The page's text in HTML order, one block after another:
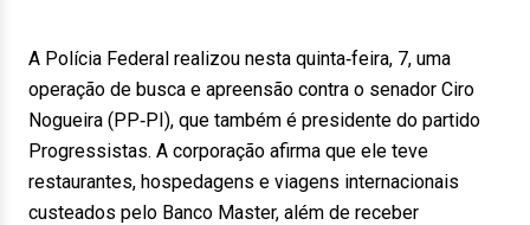
A Polícia Federal realizou nesta quinta‑feira, 7, uma
operação de busca e apreensão contra o senador Ciro
Nogueira (PP‑PI), que também é presidente do partido
Progressistas. A corporação afirma que ele teve
restaurantes, hospedagens e viagens internacionais
custeados pelo Banco Master, além de receber